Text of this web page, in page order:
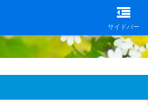
サイドバー